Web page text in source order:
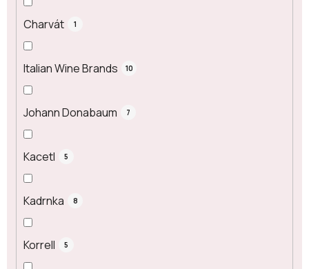
Charvát 1
Italian Wine Brands 10
Johann Donabaum 7
Kacetl 5
Kadrnka 8
Korrell 5